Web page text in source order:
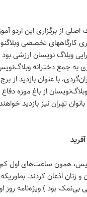
از برگزاری این اردو
کارگاههای تخصصی
وبلاگ نویسان ارزشی بود
به جمع دخترانه
با عنوان بازدید از برج
از باغ موزه
تهران نیز بازدید
همون ساعت‌های اول
و زنان اذعان کردند.
بی‌نمک بود ) ویژه‌نامه